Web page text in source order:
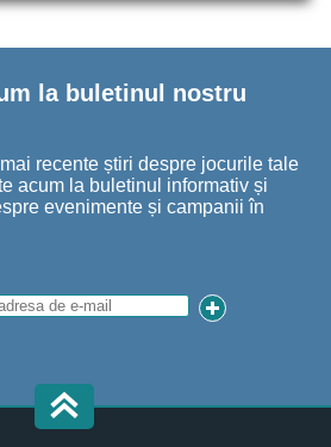
la buletinul nostru
recente știri despre jocurile tale
acum la buletinul informativ și
evenimente și campanii în